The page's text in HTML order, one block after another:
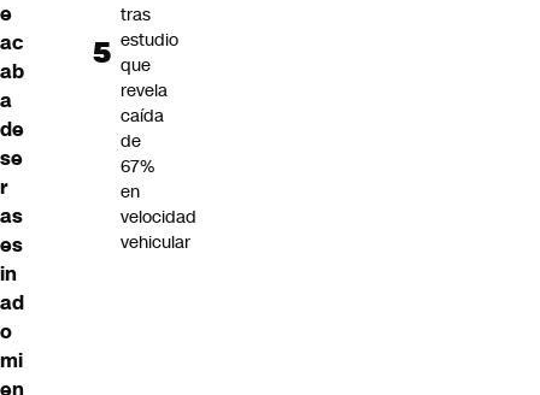
e
ac
ab
a
de
se
r
as
es
in
ad
o
mi
tras
estudio
que
revela
caída
de
67%
en
velocidad
vehicular